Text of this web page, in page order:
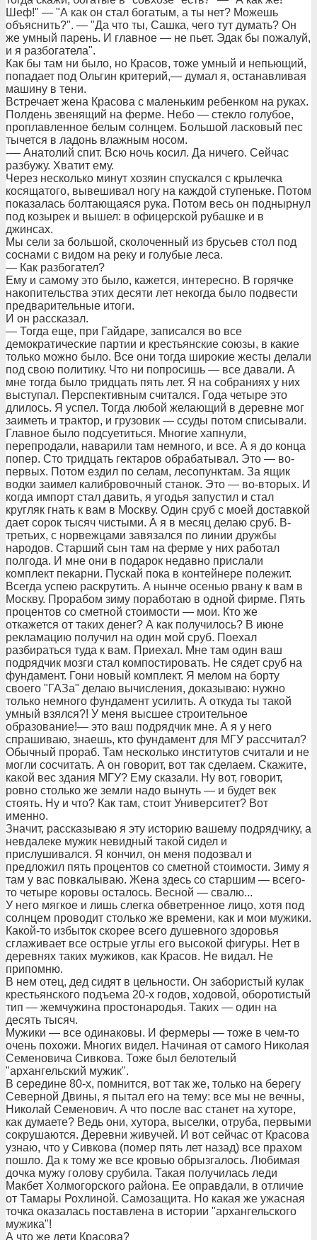
Шеф!" — "А как он стал богатым, а ты нет? Можешь
объяснить?". — "Да что ты, Сашка, чего тут думать? Он
же умный парень. И главное — не пьет. Эдак бы пожалуй,
и я разбогатела".
Как бы там ни было, но Красов, тоже умный и непьющий,
попадает под Ольгин критерий,— думал я, останавливая
машину в тени.
Встречает жена Красова с маленьким ребенком на руках.
Полдень звенящий на ферме. Небо — стекло голубое,
проплавленное белым солнцем. Большой ласковый пес
тычется в ладонь влажным носом.
-— Анатолий спит. Всю ночь косил. Да ничего. Сейчас
разбужу. Хватит ему.
Через несколько минут хозяин спускался с крылечка
косящатого, вывешивал ногу на каждой ступеньке. Потом
показалась болтающаяся рука. Потом весь он поднырнул
под козырек и вышел: в офицерской рубашке и в
джинсах.
Мы сели за большой, сколоченный из брусьев стол под
соснами с видом на реку и голубые леса.
— Как разбогател?
Ему и самому это было, кажется, интересно. В горячке
накопительства этих десяти лет некогда было подвести
предварительные итоги.
И он рассказал.
— Тогда еще, при Гайдаре, записался во все
демократические партии и крестьянские союзы, в какие
только можно было. Все они тогда широкие жесты делали
под свою политику. Что ни попросишь — все давали. А
мне тогда было тридцать пять лет. Я на собраниях у них
выступал. Перспективным считался. Года четыре это
длилось. Я успел. Тогда любой желающий в деревне мог
заиметь и трактор, и грузовик — ссуды потом списывали.
Главное было подсуетиться. Многие хапнули,
перепродали, наварили там немного, и все. А я до конца
попер. Сто тридцать гектаров обрабатывал. Это — во-
первых. Потом ездил по селам, лесопунктам. За ящик
водки заимел калибровочный станок. Это — во-вторых. И
когда импорт стал давить, я угодья запустил и стал
кругляк гнать к вам в Москву. Один сруб с моей доставкой
дает сорок тысяч чистыми. А я в месяц делаю сруб. В-
третьих, с норвежцами завязался по линии дружбы
народов. Старший сын там на ферме у них работал
полгода. И мне они в подарок недавно прислали
комплект пекарни. Пускай пока в контейнере полежит.
Всегда успею раскрутить. А нынче осенью рвану к вам в
Москву. Прорабом зиму поработаю в одной фирме. Пять
процентов со сметной стоимости — мои. Кто же
откажется от таких денег? А как получилось? В июне
рекламацию получил на один мой сруб. Поехал
разбираться туда к вам. Приехал. Мне там один ваш
подрядчик мозги стал компостировать. Не сядет сруб на
фундамент. Гони новый комплект. Я мелом на борту
своего "ГАЗа" делаю вычисления, доказываю: нужно
только немного фундамент усилить. А откуда ты такой
умный взялся?! У меня высшее строительное
образование!— это ваш подрядчик мне. А я у него
спрашиваю, знаешь, кто фундамент для МГУ рассчитал?
Обычный прораб. Там несколько институтов считали и не
могли сосчитать. А он говорит, вот так сделаем. Скажите,
какой вес здания МГУ? Ему сказали. Ну вот, говорит,
ровно столько же земли надо вынуть — и будет век
стоять. Ну и что? Как там, стоит Университет? Вот
именно.
Значит, рассказываю я эту историю вашему подрядчику, а
невдалеке мужик невидный такой сидел и
прислушивался. Я кончил, он меня подозвал и
предложил пять процентов со сметной стоимости. Зиму я
там у вас повкалываю. Жена здесь со старшим — всего-
то четыре коровы осталось. Весной — свалю...
У него мягкое и лишь слегка обветренное лицо, хотя под
солнцем проводит столько же времени, как и мои мужики.
Какой-то избыток скорее всего душевного здоровья
сглаживает все острые углы его высокой фигуры. Нет в
деревнях таких мужиков, как Красов. Не видал. Не
припомню.
В нем отец, дед сидят в цельности. Он забористый кулак
крестьянского подъема 20-х годов, ходовой, оборотистый
тип — жемчужина простонародья. Таких — один на
десять тысяч.
Мужики — все одинаковы. И фермеры — тоже в чем-то
очень похожи. Многих видел. Начиная от самого Николая
Семеновича Сивкова. Тоже был белотелый
"архангельский мужик".
В середине 80-х, помнится, вот так же, только на берегу
Северной Двины, я пытал его на тему: все мы не вечны,
Николай Семенович. А что после вас станет на хуторе,
как думаете? Ведь они, хутора, выселки, отруба, первыми
сокрушаются. Деревни живучей. И вот сейчас от Красова
узнаю, что у Сивкова (помер пять лет назад) все прахом
пошло. Да к тому же все кровью обрызгалось. Любимая
дочка мужу голову срубила. Такая получилась леди
Макбет Холмогорского района. Ее оправдали, в отличие
от Тамары Рохлиной. Самозащита. Но какая же ужасная
точка оказалась поставлена в истории "архангельского
мужика"!
А что же дети Красова?